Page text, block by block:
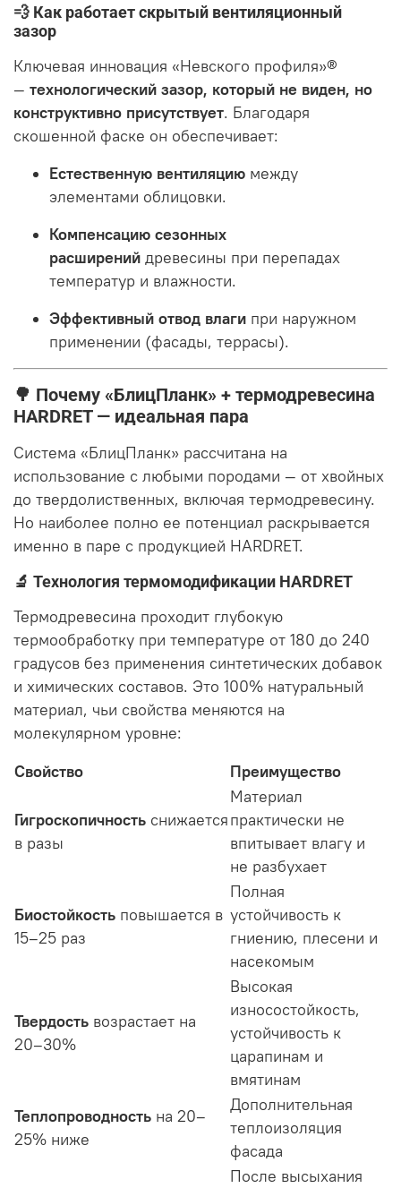
💨 Как работает скрытый вентиляционный
зазор
Ключевая инновация «Невского профиля»®
— технологический зазор, который не виден, но
конструктивно присутствует. Благодаря
скошенной фаске он обеспечивает:
Естественную вентиляцию между
элементами облицовки.
Компенсацию сезонных
расширений древесины при перепадах
температур и влажности.
Эффективный отвод влаги при наружном
применении (фасады, террасы).
🌳 Почему «БлицПланк» + термодревесина
HARDRET — идеальная пара
Система «БлицПланк» рассчитана на
использование с любыми породами — от хвойных
до твердолиственных, включая термодревесину.
Но наиболее полно ее потенциал раскрывается
именно в паре с продукцией HARDRET.
🔬 Технология термомодификации HARDRET
Термодревесина проходит глубокую
термообработку при температуре от 180 до 240
градусов без применения синтетических добавок
и химических составов. Это 100% натуральный
материал, чьи свойства меняются на
молекулярном уровне:
Свойство
Преимущество
Гигроскопичность снижается
в разы
Материал
практически не
впитывает влагу и
не разбухает
Биостойкость повышается в
15–25 раз
Полная
устойчивость к
гниению, плесени и
насекомым
Твердость возрастает на
20–30%
Высокая
износостойкость,
устойчивость к
царапинам и
вмятинам
Теплопроводность на 20–
25% ниже
Дополнительная
теплоизоляция
фасада
После высыхания